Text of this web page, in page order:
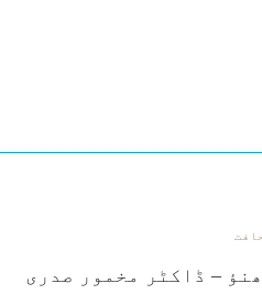
– ڈاکٹر مخمور صدری